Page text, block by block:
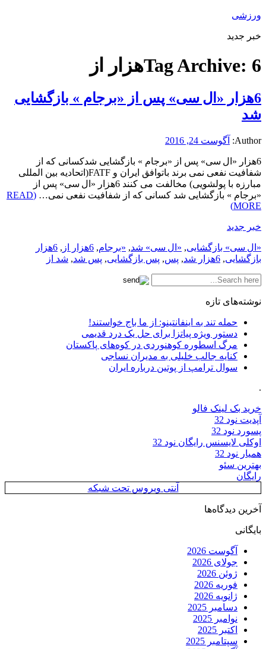
ورزشی
خبر جدید
Tag Archive: 6هزار از
6هزار «ال سی» پس از «برجام » بازگشایی
شد
Author: آگوست 24, 2016
6هزار «ال سی» پس از «برجام » بازگشایی شدکسانی که از
شفافیت نفعی نمی برند باتوافق ایران و FATF(اتحادیه بین المللی
مبارزه با پولشویی) مخالفت می کنند 6هزار «ال سی» پس از
«برجام » بازگشایی شد کسانی که از شفافیت نفعی نمی…
(READ
MORE)
خبر جدید
«ال سی» بازگشایی, «ال سی» شد, «برجام, 6هزار از ,
6هزار
بازگشایی, 6هزار شد , پس, پس بازگشایی, پس شد, شد از
نوشته‌های تازه
حمله تند به اینفانتینو: از ما باج خواستند!
دستور ویژه پیاتزا برای حل یک درد قدیمی
مرگ اسطوره کوهنوردی در کوه‌های پاکستان
کنایه جالب خلیلی به مدیران نساجی
سوال ترامپ از پوتین درباره ایران
.
خرید بک لینک فالو
آپدیت نود 32
پسورد نود 32
اوکلی لایسنس رایگان نود 32
همیار نود 32
بهترین سئو
رایگان
آنتی ویروس تحت شبکه
آخرین دیدگاه‌ها
بایگانی
آگوست 2026
جولای 2026
ژوئن 2026
فوریه 2026
ژانویه 2026
دسامبر 2025
نوامبر 2025
اکتبر 2025
سپتامبر 2025